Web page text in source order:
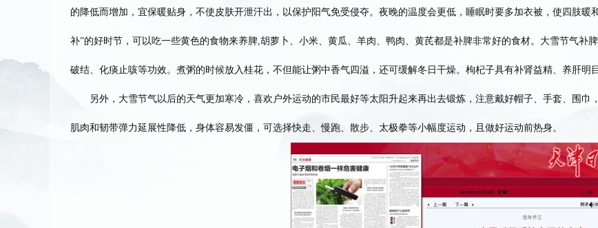
的降低而增加，宜保暖贴身，不使皮肤开泄汗出，以保护阳气免受侵夺。夜晚的温度会更低，睡眠时要多加衣被，使四肢
补”的好时节，可以吃一些黄色的食物来养脾,胡萝卜、小米、黄瓜、羊肉、鸭肉、黄芪都是补脾非常好的食材。大雪节气补
破结、化痰止咳等功效。煮粥的时候放入桂花，不但能让粥中香气四溢，还可缓解冬日干燥。枸杞子具有补肾益精、养肝明
另外，大雪节气以后的天气更加寒冷，喜欢户外运动的市民最好等太阳升起来再出去锻炼，注意戴好帽子、手套、围巾
肌肉和韧带弹力延展性降低，身体容易发僵，可选择快走、慢跑、散步、太极拳等小幅度运动，且做好运动前热身。